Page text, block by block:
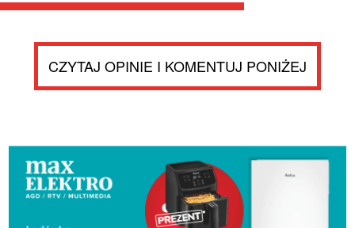
CZYTAJ OPINIE I KOMENTUJ PONIŻEJ